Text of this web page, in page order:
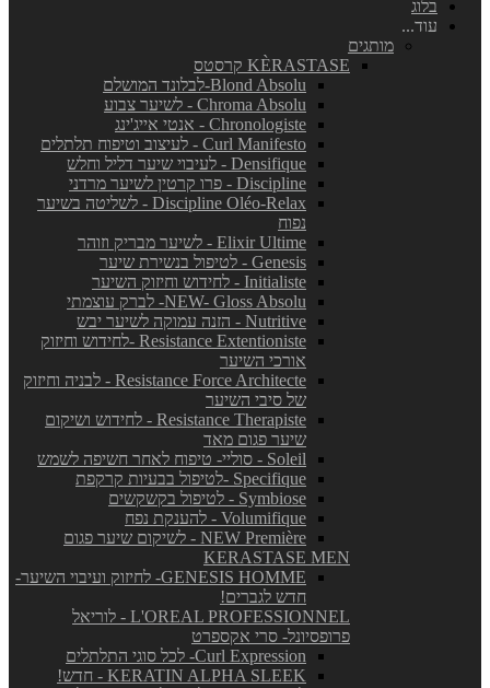
בלוג
עוד...
מותגים
KÈRASTASE קרסטס
Blond Absolu-לבלונד המושלם
Chroma Absolu - לשיער צבוע
Chronologiste - אנטי אייג'ינג
Curl Manifesto - לעיצוב וטיפוח תלתלים
Densifique - לעיבוי שיער דליל וחלש
Discipline - פרו קרטין לשיער מרדני
Discipline Oléo-Relax - לשליטה בשיער
נפוח
Elixir Ultime - לשיער מבריק וזוהר
Genesis - לטיפול בנשירת שיער
Initialiste - לחידוש וחיזוק השיער
NEW- Gloss Absolu- לברק עוצמתי
Nutritive - הזנה עמוקה לשיער יבש
Resistance Extentioniste -לחידוש וחיזוק
אורכי השיער
Resistance Force Architecte - לבניה וחיזוק
של סיבי השיער
Resistance Therapiste - לחידוש ושיקום
שיער פגום מאד
Soleil - סוליי- טיפוח לאחר חשיפה לשמש
Specifique -לטיפול בבעיות קרקפת
Symbiose - לטיפול בקשקשים
Volumifique - להענקת נפח
NEW Première - לשיקום שיער פגום
KERASTASE MEN
GENESIS HOMME- לחיזוק ועיבוי השיער-
חדש לגברים!
L'OREAL PROFESSIONNEL - לוריאל
פרופסיונל- סרי אקספרט
Curl Expression- לכל סוגי התלתלים
KERATIN ALPHA SLEEK - חדש!